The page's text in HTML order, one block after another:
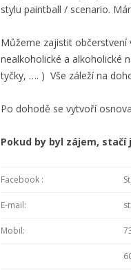
stylu paintball / scenario.
Můžeme zajistit občerstvení
nealkoholické a alkoholické
tyčky, …. ) Vše záleží na
Po dohodě se vytvoří
Pokud by byl zájem,
Facebook :
E-mail:
Mobil: